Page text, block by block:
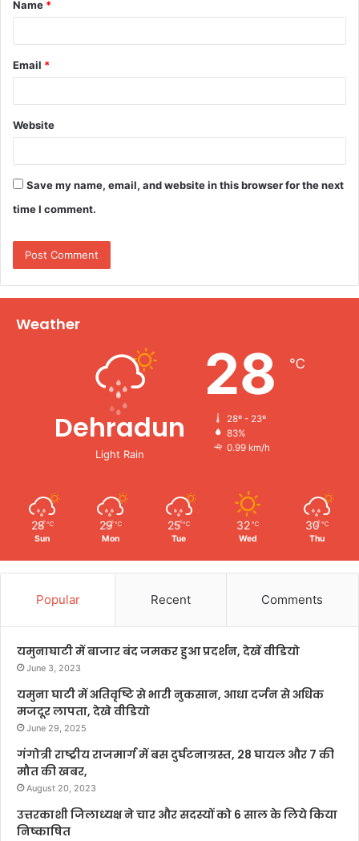
*
Name *
Email *
Website
Save my name, email, and website in this browser for the next
time I comment.
Weather
Dehradun
Light Rain
28 ℃
28º - 23º
83%
0.99 km/h
28 ℃
Sun
29 ℃
Mon
25 ℃
Tue
32 ℃
Wed
30 ℃
Thu
Popular Recent Comments
यमुनाघाटी में बाजार बंद जमकर हुआ प्रदर्शन, देखें वीडियो
June 3, 2023
यमुना घाटी में अतिवृष्टि से भारी नुकसान, आधा दर्जन से अधिक
मजदूर लापता, देखे वीडियो
June 29, 2025
गंगोत्री राष्ट्रीय राजमार्ग में बस दुर्घटनाग्रस्त, 28 घायल और 7 की
मौत की खबर,
August 20, 2023
उत्तरकाशी जिलाध्यक्ष ने चार और सदस्यों को 6 साल के लिये किया
निष्काषित